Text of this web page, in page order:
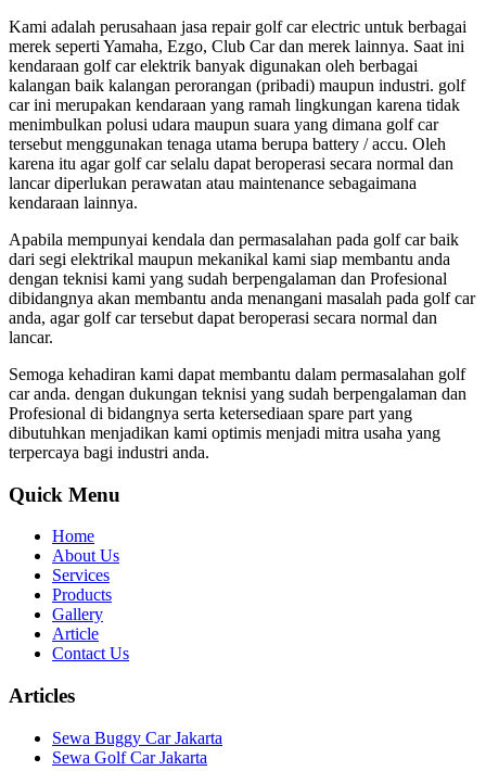
Kami adalah perusahaan jasa repair golf car electric untuk berbagai
merek seperti Yamaha, Ezgo, Club Car dan merek lainnya. Saat ini
kendaraan golf car elektrik banyak digunakan oleh berbagai
kalangan baik kalangan perorangan (pribadi) maupun industri. golf
car ini merupakan kendaraan yang ramah lingkungan karena tidak
menimbulkan polusi udara maupun suara yang dimana golf car
tersebut menggunakan tenaga utama berupa battery / accu. Oleh
karena itu agar golf car selalu dapat beroperasi secara normal dan
lancar diperlukan perawatan atau maintenance sebagaimana
kendaraan lainnya.
Apabila mempunyai kendala dan permasalahan pada golf car baik
dari segi elektrikal maupun mekanikal kami siap membantu anda
dengan teknisi kami yang sudah berpengalaman dan Profesional
dibidangnya akan membantu anda menangani masalah pada golf car
anda, agar golf car tersebut dapat beroperasi secara normal dan
lancar.
Semoga kehadiran kami dapat membantu dalam permasalahan golf
car anda. dengan dukungan teknisi yang sudah berpengalaman dan
Profesional di bidangnya serta ketersediaan spare part yang
dibutuhkan menjadikan kami optimis menjadi mitra usaha yang
terpercaya bagi industri anda.
Quick Menu
Home
About Us
Services
Products
Gallery
Article
Contact Us
Articles
Sewa Buggy Car Jakarta
Sewa Golf Car Jakarta